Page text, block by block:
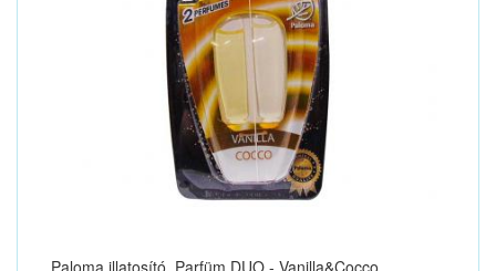
Paloma illatosító, Parfüm DUO - Vanilla&Cocco